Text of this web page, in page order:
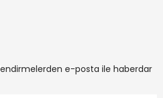
e-posta ile haberdar